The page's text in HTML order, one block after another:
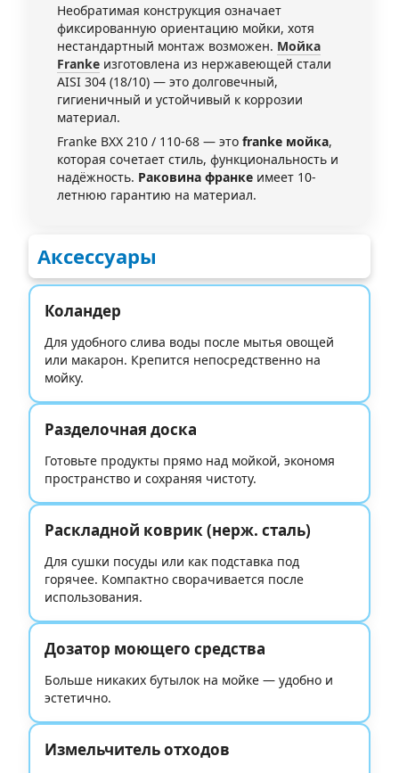
Необратимая конструкция означает
фиксированную ориентацию мойки, хотя
нестандартный монтаж возможен. Мойка
Franke изготовлена из нержавеющей стали
AISI 304 (18/10) — это долговечный,
гигиеничный и устойчивый к коррозии
материал.
Franke BXX 210 / 110-68 — это franke мойка,
которая сочетает стиль, функциональность и
надёжность. Раковина франке имеет 10-
летнюю гарантию на материал.
Аксессуары
Коландер
Для удобного слива воды после мытья овощей
или макарон. Крепится непосредственно на
мойку.
Разделочная доска
Готовьте продукты прямо над мойкой, экономя
пространство и сохраняя чистоту.
Раскладной коврик (нерж. сталь)
Для сушки посуды или как подставка под
горячее. Компактно сворачивается после
использования.
Дозатор моющего средства
Больше никаких бутылок на мойке — удобно и
эстетично.
Измельчитель отходов